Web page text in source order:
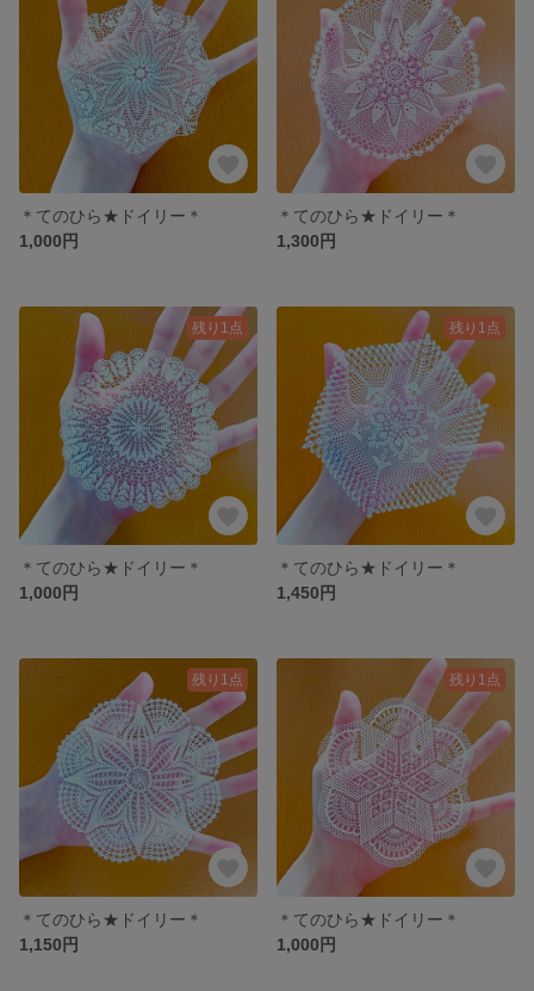
＊てのひら★ドイリー＊
1,000円
＊てのひら★ドイリー＊
1,300円
残り1点
＊てのひら★ドイリー＊
1,000円
残り1点
＊てのひら★ドイリー＊
1,450円
残り1点
＊てのひら★ドイリー＊
1,150円
残り1点
＊てのひら★ドイリー＊
1,000円